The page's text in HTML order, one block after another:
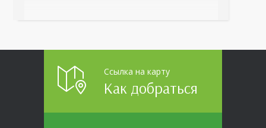
Ссылка на карту
Как добраться